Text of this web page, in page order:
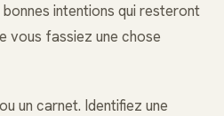
intentions qui resteront
vous fassiez une chose
un carnet. Identifiez une